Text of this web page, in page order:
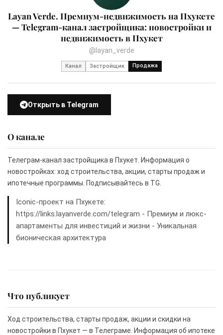
Layan Verde. Премиум-недвижимость на Пхукете
— Telegram-канал застройщика: новостройки и
недвижимость в Пхукет
@layan_verde
Канал Застройщик Продажа
Открыть в Telegram
О канале
Телеграм-канал застройщика в Пхукет. Информация о
новостройках: ход строительства, акции, старты продаж и
ипотечные программы. Подписывайтесь в TG.
Iconic-проект на Пхукете:
https://links.layanverde.com/telegram - Премиум и люкс-
апартаменты для инвестиций и жизни - Уникальная
бионическая архитектура
Что публикует
Ход строительства, старты продаж, акции и скидки на
новостройки в Пхукет — в Телеграме. Информация об ипотеке